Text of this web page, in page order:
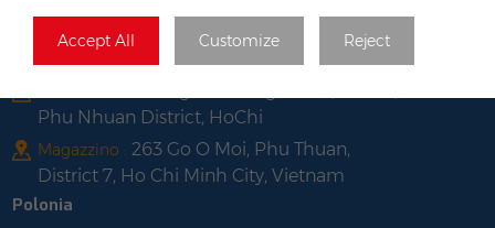
Accept All Customize Reject
Phu Nhuan District, HoChi
Magazzino : 263 Go O Moi, Phu Thuan,
District 7, Ho Chi Minh City, Vietnam
Polonia